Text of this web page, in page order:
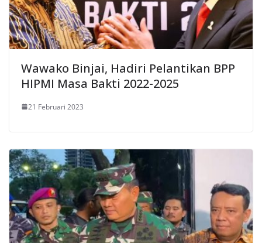
Wawako Binjai, Hadiri Pelantikan BPP
HIPMI Masa Bakti 2022-2025
21 Februari 2023